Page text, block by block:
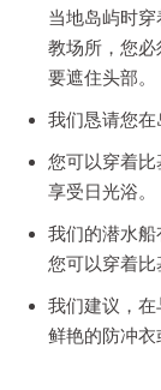
当地岛屿时
教场所，您
要遮住头部。
我们恳请您在
您可以穿着
享受日光浴。
我们的潜水船
您可以穿着比
我们建议，
鲜艳的防冲衣